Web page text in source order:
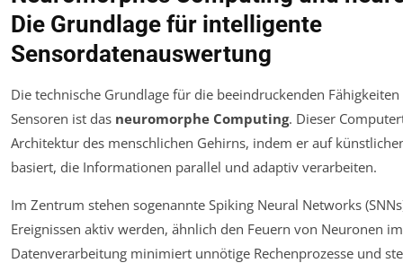
Die Grundlage für intelligente
Sensordatenauswertung
Die technische Grundlage für die beeindruckenden
Sensoren ist das neuromorphe Computing. Dieser
Architektur des menschlichen Gehirns, indem er auf
basiert, die Informationen parallel und adaptiv verarbeiten.
Im Zentrum stehen sogenannte Spiking Neural Networks
Ereignissen aktiv werden, ähnlich den Feuern von Neuronen
Datenverarbeitung minimiert unnötige Rechenprozesse und